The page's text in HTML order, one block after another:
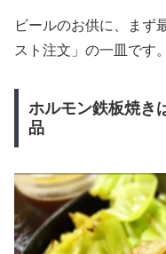
ビールのお供に、まず
スト注文」の一皿です。
ホルモン鉄板焼き
品